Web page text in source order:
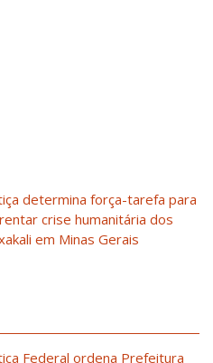
determina força-tarefa para
crise humanitária dos
em Minas Gerais
Federal ordena Prefeitura